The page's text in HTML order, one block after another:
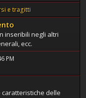
e tragitti
inseribili negli altri
ecc.
PM
delle